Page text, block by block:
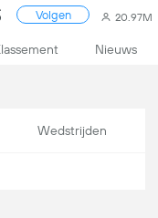
Volgen 20.97M
Nieuws
Wedstrijden